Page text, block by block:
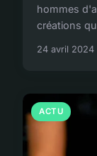
hommes
créations
24 avril 2024
ACTU